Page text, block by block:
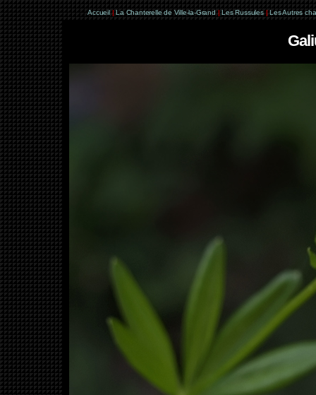
Accueil | La Chanterelle de Ville-la-Grand | Les Russules | Les Autres